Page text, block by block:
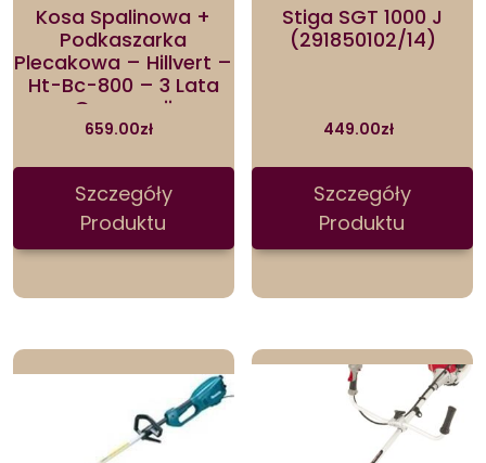
Kosa Spalinowa +
Podkaszarka
Plecakowa – Hillvert –
Ht-Bc-800 – 3 Lata
Gwarancji
659.00zł
Szczegóły
Produktu
Stiga SGT 1000 J
(291850102/14)
449.00zł
Szczegóły
Produktu